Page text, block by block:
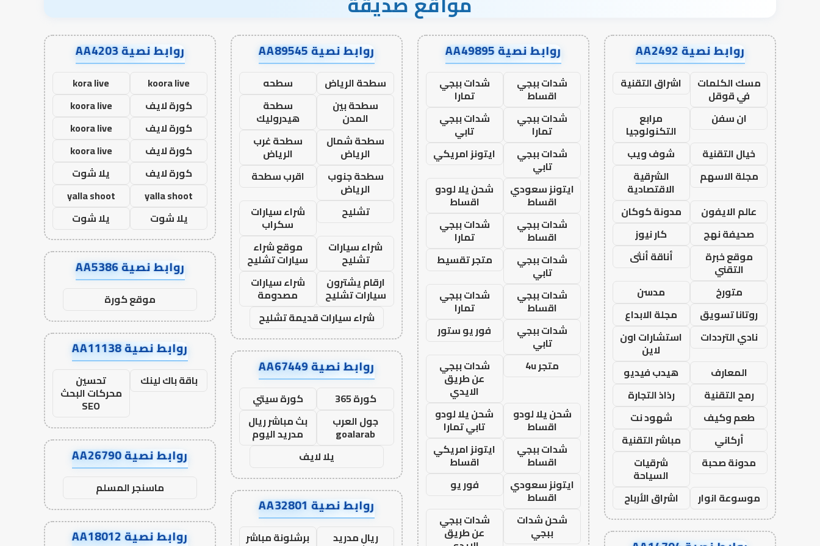
روابط نصية AA2492
مسك الكلمات
في قوقل
اشراق التقنية
ان سفن
مرابع
التكنولوجيا
خيال التقنية
شوف ويب
مجلة الاسهم
الشرقية
الاقتصادية
عالم الايفون
مدونة كوكان
صحيفة نهج
كار نيوز
موقع خبرة
التقني
أناقة أنثى
متورخ
مدسن
روتانا تسويق
مجلة الابداع
نادي الترددات
استشارات اون
لاين
المعارف
هيدب فيديو
رمح التقنية
رذاذ التجارة
طعم وكيف
شهود نت
أركاني
مباشر التقنية
مدونة صحبة
شرقيات
السياحة
موسوعة انوار
اشراق الأرباح
روابط نصية AA49895
شدات ببجي
اقساط
شدات ببجي
تمارا
شدات ببجي
تمارا
شدات ببجي
تابي
شدات ببجي
تابي
ايتونز امريكي
ايتونز سعودي
اقساط
شحن يلا لودو
اقساط
شدات ببجي
اقساط
شدات ببجي
تمارا
شدات ببجي
تابي
متجر تقسيط
شدات ببجي
اقساط
شدات ببجي
تمارا
شدات ببجي
تابي
فور يو ستور
متجر 4u
شدات ببجي
عن طريق
الايدي
شحن يلا لودو
اقساط
شحن يلا لودو
تابي تمارا
شدات ببجي
اقساط
ايتونز امريكي
اقساط
ايتونز سعودي
اقساط
فور يو
شحن شدات
ببجي
شدات ببجي
عن طريق
روابط نصية AA89545
سطحة الرياض
سطحه
سطحة بين
المدن
سطحة
هيدروليك
سطحة شمال
الرياض
سطحة غرب
الرياض
سطحة جنوب
الرياض
اقرب سطحة
تشليح
شراء سيارات
سكراب
شراء سيارات
تشليح
موقع شراء
سيارات تشليح
ارقام يشترون
سيارات تشليح
شراء سيارات
مصدومة
شراء سيارات قديمة تشليح
روابط نصية AA67449
كورة 365
كورة سيتي
جول العرب
goalarab
بث مباشر ريال
مدريد اليوم
يلا لايف
روابط نصية AA32801
ريال مدريد برشلونة مباشر
روابط نصية AA4203
koora live
kora live
كورة لايف
koora live
كورة لايف
koora live
كورة لايف
koora live
كورة لايف
يلا شوت
yalla shoot
yalla shoot
يلا شوت
يلا شوت
روابط نصية AA5386
موقع كورة
روابط نصية AA11138
باقة باك لينك تحسين
محركات البحث
SEO
روابط نصية AA26790
ماسنجر المسلم
روابط نصية AA18012